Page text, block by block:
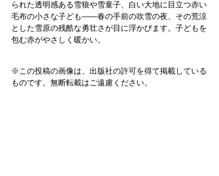
られた透明感ある雪狼や雪童子、白い大地に目立つ赤い
毛布の小さな子ども――春の手前の吹雪の夜、その荒涼
とした雪原の残酷な勇壮さが目に浮かびます。子どもを
包む赤がやさしく暖かい。
※この投稿の画像は、出版社の許可を得て掲載している
ものです。無断転載はご遠慮ください。